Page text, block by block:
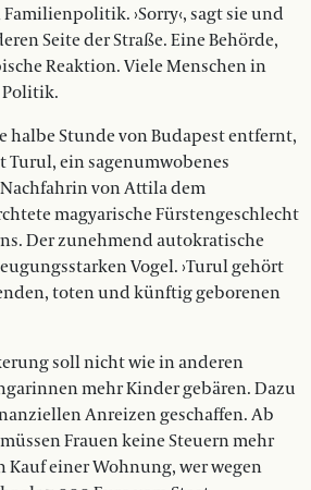
›Sorry‹, sagt sie und
Seite der Straße. Eine Behörde,
Reaktion. Viele Menschen in
Politik.
halbe Stunde von Budapest entfernt,
ein sagenumwobenes
Nachfahrin von Attila dem
magyarische Fürstengeschlecht
Der zunehmend autokratische
Vogel. ›Turul gehört
toten und künftig geborenen
soll nicht wie in anderen
mehr Kinder gebären. Dazu
Anreizen geschaffen. Ab
Frauen keine Steuern mehr
Kauf einer Wohnung, wer wegen